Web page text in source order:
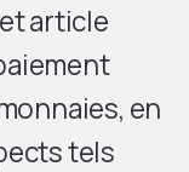
article
en
tels